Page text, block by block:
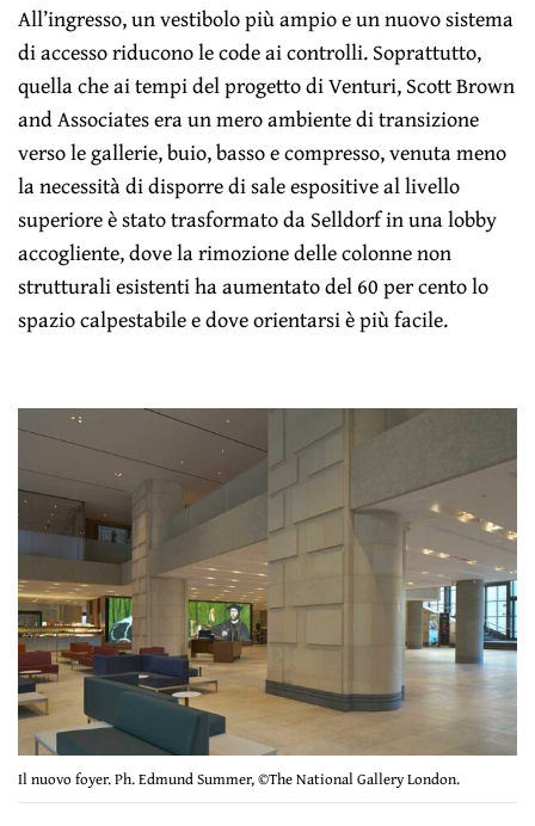
All’ingresso, un vestibolo più ampio e un nuovo sistema
di accesso riducono le code ai controlli. Soprattutto,
quella che ai tempi del progetto di Venturi, Scott Brown
and Associates era un mero ambiente di transizione
verso le gallerie, buio, basso e compresso, venuta meno
la necessità di disporre di sale espositive al livello
superiore è stato trasformato da Selldorf in una lobby
accogliente, dove la rimozione delle colonne non
strutturali esistenti ha aumentato del 60 per cento lo
spazio calpestabile e dove orientarsi è più facile.
Il nuovo foyer. Ph. Edmund Summer, ©The National Gallery London.